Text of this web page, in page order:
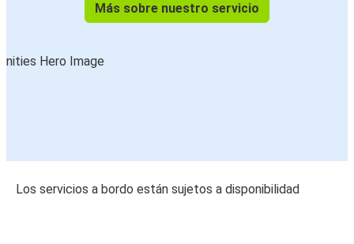
Más sobre nuestro servicio
Los servicios a bordo están sujetos a disponibilidad